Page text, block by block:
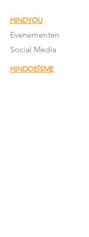
HINDYOU
Evenementen
Social Media
HINDOEÏSME